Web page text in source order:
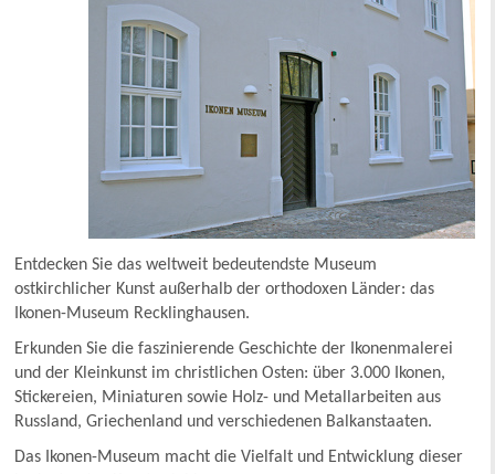
Entdecken Sie das weltweit bedeutendste Museum
ostkirchlicher Kunst außerhalb der orthodoxen Länder: das
Ikonen-Museum Recklinghausen.
Erkunden Sie die faszinierende Geschichte der Ikonenmalerei
und der Kleinkunst im christlichen Osten: über 3.000 Ikonen,
Stickereien, Miniaturen sowie Holz- und Metallarbeiten aus
Russland, Griechenland und verschiedenen Balkanstaaten.
Das Ikonen-Museum macht die Vielfalt und Entwicklung dieser